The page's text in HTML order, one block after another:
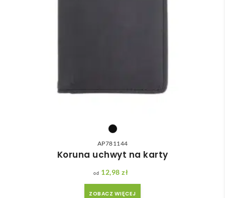
AP781144
Koruna uchwyt na karty
12,98zł
ZOBACZ WIĘCEJ